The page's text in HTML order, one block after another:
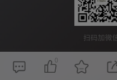
扫码加微
0